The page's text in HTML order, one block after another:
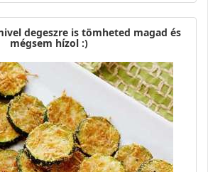
degeszre is tömheted magad és
mégsem hízol :)